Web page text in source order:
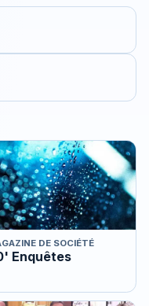
DE SOCIÉTÉ
Enquêtes